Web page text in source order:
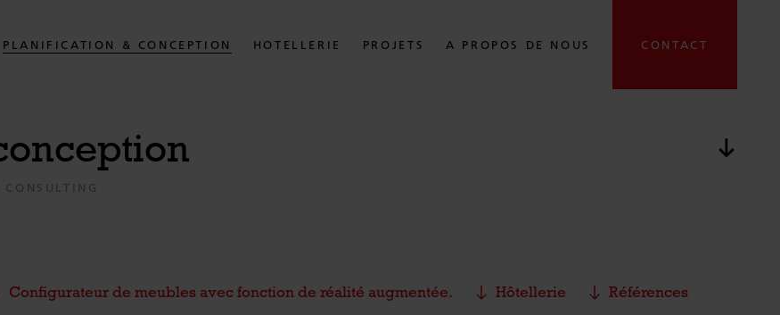
PLANIFICATION & CONCEPTION HOTELLERIE PROJETS A PROPOS DE NOUS CONTACT
Configurateur de meubles avec fonction de réalité augmentée. Hôtellerie Références